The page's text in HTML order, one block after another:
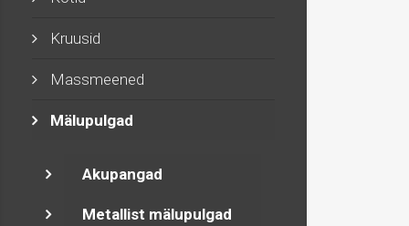
Kruusid
Massmeened
Mälupulgad
Akupangad
Metallist mälupulgad